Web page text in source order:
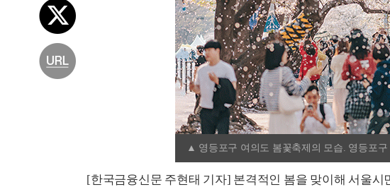
▲ 영등포구 여의도 봄꽃축제의 모습. 영등포구
[한국금융신문 주현태 기자] 본격적인 봄을 맞이해 서울